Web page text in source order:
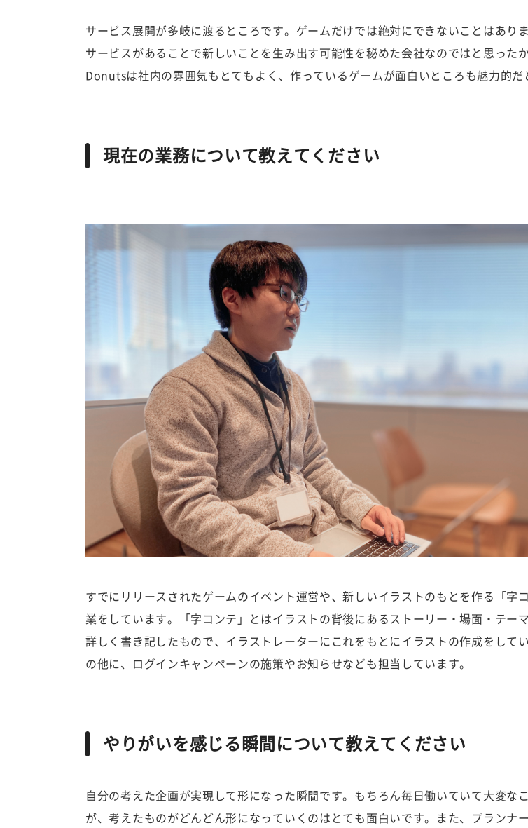
サービス展開が多岐に渡るところです。ゲームだけでは絶対にできないことはあり
サービスがあることで新しいことを生み出す可能性を秘めた会社なのではと思った
Donutsは社内の雰囲気もとてもよく、作っているゲームが面白いところも魅力的だ
現在の業務について教えてください
すでにリリースされたゲームのイベント運営や、新しいイラストのもとを作る「字
業をしています。「字コンテ」とはイラストの背後にあるストーリー・場面・テー
詳しく書き記したもので、イラストレーターにこれをもとにイラストの作成をして
の他に、ログインキャンペーンの施策やお知らせなども担当しています。
やりがいを感じる瞬間について教えてください
自分の考えた企画が実現して形になった瞬間です。もちろん毎日働いていて大変な
が、考えたものがどんどん形になっていくのはとても面白いです。また、プランナ